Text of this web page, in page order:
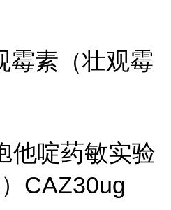
霉素（壮观霉
他啶药敏实验
CAZ30ug